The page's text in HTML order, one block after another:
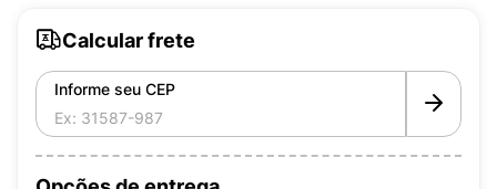
Calcular frete
Informe seu CEP